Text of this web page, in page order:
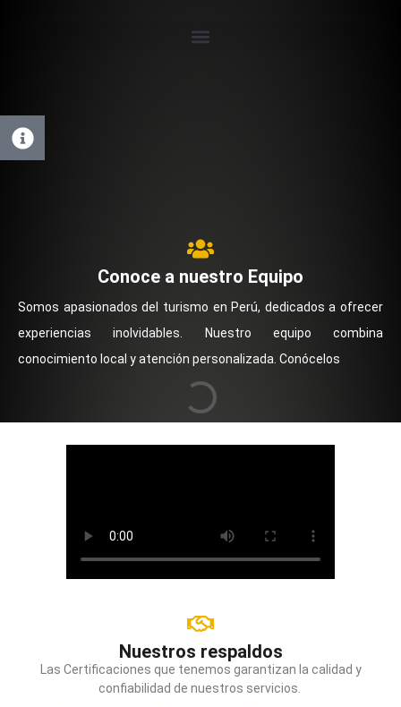
Conoce a nuestro Equipo
Somos apasionados del turismo en Perú, dedicados a ofrecer
experiencias inolvidables. Nuestro equipo combina
conocimiento local y atención personalizada. Conócelos
Nuestros respaldos
Las Certificaciones que tenemos garantizan la calidad y
confiabilidad de nuestros servicios.